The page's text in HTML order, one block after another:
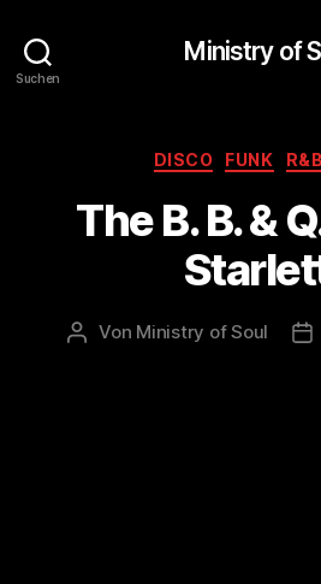
Suchen
Ministry of
DISCO FUNK R&B
The B. B. &
Beitragsautor
Von Ministry of Soul